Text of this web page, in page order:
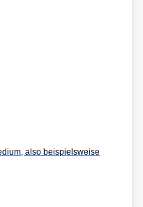
also beispielsweise